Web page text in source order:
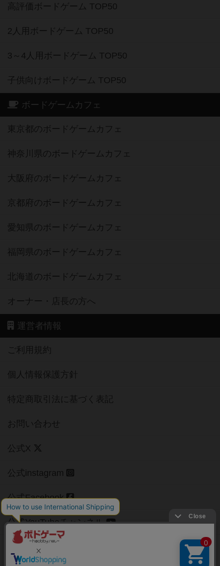
高評価ボードゲーム TOP50
2人用ボードゲーム TOP50
3～4人用ボードゲーム TOP50
子供向けボードゲーム TOP50
ボードゲームカフェ
東京都のボードゲームカフェ
神奈川県のボードゲームカフェ
大阪府のボードゲームカフェ
京都府のボードゲームカフェ
愛知県のボードゲームカフェ
福岡県のボードゲームカフェ
北海道のボードゲームカフェ
オーナー・店長の方へ
運営者情報
ご利用規約
個人情報保護方針
特定商取引法に基づく表記
お問い合わせ
公式X
公式instagram
公式Facebook
公式YouTubeチャンネル